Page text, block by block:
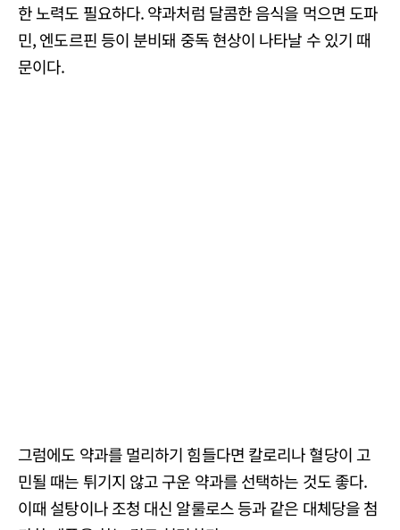
한 노력도 필요하다. 약과처럼 달콤한 음식을 먹으면 도파
민, 엔도르핀 등이 분비돼 중독 현상이 나타날 수 있기 때
문이다.
그럼에도 약과를 멀리하기 힘들다면 칼로리나 혈당이 고
민될 때는 튀기지 않고 구운 약과를 선택하는 것도 좋다.
이때 설탕이나 조청 대신 알룰로스 등과 같은 대체당을 첨